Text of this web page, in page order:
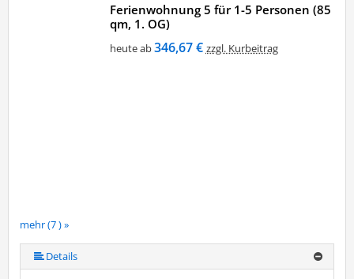
mehr (7 ) »
mehr (7 ) »
mehr (7 ) »
mehr (7 ) »
Ferienwohnung 5 für 1-5 Personen (85
qm, 1. OG)
heute ab346,67 € zzgl. Kurbeitrag
Details